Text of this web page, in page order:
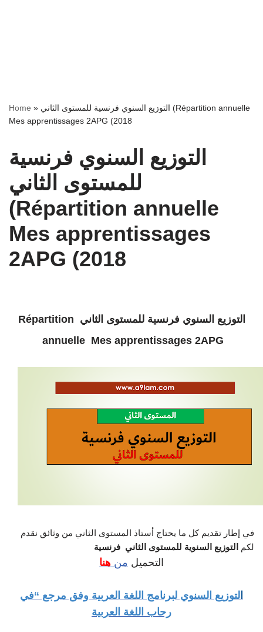
Home » التوزيع السنوي فرنسية للمستوى الثاني (Répartition annuelle
Mes apprentissages 2APG (2018
التوزيع السنوي فرنسية
للمستوى الثاني
(Répartition annuelle
Mes apprentissages
2APG (2018
التوزيع السنوي فرنسية للمستوى الثاني Répartition
annuelle Mes apprentissages 2APG
في إطار تقديم كل ما يحتاج أستاذ المستوى الثاني من وثائق نقدم
لكم
التوزيع السنوية للمستوى الثاني فرنسية
التحميل من هنا
لتوزيع السنوي لبرنامج اللغة العربية وفق مرجع “في
رحاب اللغة العربية